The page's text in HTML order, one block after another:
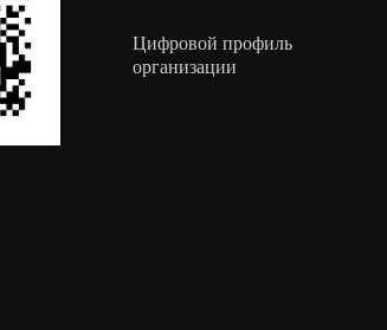
Цифровой профиль
организации